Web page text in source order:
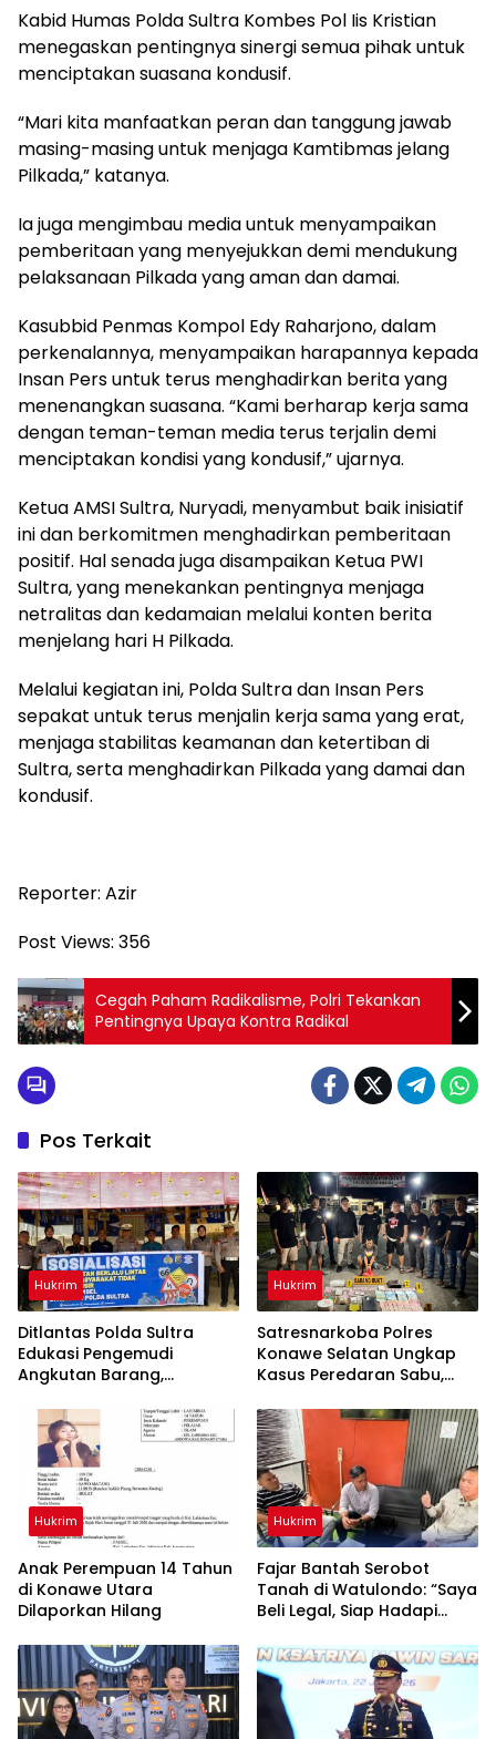
Kabid Humas Polda Sultra Kombes Pol Iis Kristian
menegaskan pentingnya sinergi semua pihak untuk
menciptakan suasana kondusif.
“Mari kita manfaatkan peran dan tanggung jawab
masing-masing untuk menjaga Kamtibmas jelang
Pilkada,” katanya.
Ia juga mengimbau media untuk menyampaikan
pemberitaan yang menyejukkan demi mendukung
pelaksanaan Pilkada yang aman dan damai.
Kasubbid Penmas Kompol Edy Raharjono, dalam
perkenalannya, menyampaikan harapannya kepada
Insan Pers untuk terus menghadirkan berita yang
menenangkan suasana. “Kami berharap kerja sama
dengan teman-teman media terus terjalin demi
menciptakan kondisi yang kondusif,” ujarnya.
Ketua AMSI Sultra, Nuryadi, menyambut baik inisiatif
ini dan berkomitmen menghadirkan pemberitaan
positif. Hal senada juga disampaikan Ketua PWI
Sultra, yang menekankan pentingnya menjaga
netralitas dan kedamaian melalui konten berita
menjelang hari H Pilkada.
Melalui kegiatan ini, Polda Sultra dan Insan Pers
sepakat untuk terus menjalin kerja sama yang erat,
menjaga stabilitas keamanan dan ketertiban di
Sultra, serta menghadirkan Pilkada yang damai dan
kondusif.
Reporter: Azir
Post Views: 356
Cegah Paham Radikalisme, Polri Tekankan
Pentingnya Upaya Kontra Radikal
Pos Terkait
Hukrim
Ditlantas Polda Sultra
Edukasi Pengemudi
Angkutan Barang,
Kendaraan Demi
Keselamatan Berlalu Lintas
Hukrim
Satresnarkoba Polres
Konawe Selatan Ungkap
Kasus Peredaran Sabu,
Diamankan
Hukrim
Anak Perempuan 14 Tahun
di Konawe Utara
Dilaporkan Hilang
Hukrim
‎Fajar Bantah Serobot
Tanah di Watulondo: “Saya
Beli Legal, Siap Hadapi